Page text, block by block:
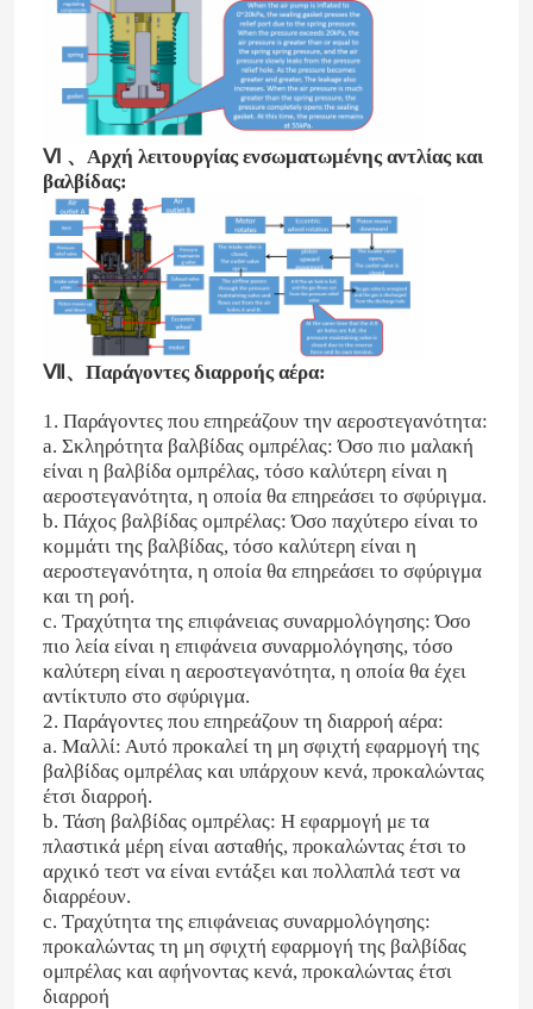
Ⅵ 、Αρχή λειτουργίας ενσωματωμένης αντλίας και
βαλβίδας:
Ⅶ、Παράγοντες διαρροής αέρα:
1. Παράγοντες που επηρεάζουν την αεροστεγανότητα:
a. Σκληρότητα βαλβίδας ομπρέλας: Όσο πιο μαλακή
είναι η βαλβίδα ομπρέλας, τόσο καλύτερη είναι η
αεροστεγανότητα, η οποία θα επηρεάσει το σφύριγμα.
b. Πάχος βαλβίδας ομπρέλας: Όσο παχύτερο είναι το
κομμάτι της βαλβίδας, τόσο καλύτερη είναι η
αεροστεγανότητα, η οποία θα επηρεάσει το σφύριγμα
και τη ροή.
c. Τραχύτητα της επιφάνειας συναρμολόγησης: Όσο
πιο λεία είναι η επιφάνεια συναρμολόγησης, τόσο
καλύτερη είναι η αεροστεγανότητα, η οποία θα έχει
αντίκτυπο στο σφύριγμα.
2. Παράγοντες που επηρεάζουν τη διαρροή αέρα:
a. Μαλλί: Αυτό προκαλεί τη μη σφιχτή εφαρμογή της
βαλβίδας ομπρέλας και υπάρχουν κενά, προκαλώντας
έτσι διαρροή.
b. Τάση βαλβίδας ομπρέλας: Η εφαρμογή με τα
πλαστικά μέρη είναι ασταθής, προκαλώντας έτσι το
αρχικό τεστ να είναι εντάξει και πολλαπλά τεστ να
διαρρέουν.
c. Τραχύτητα της επιφάνειας συναρμολόγησης:
προκαλώντας τη μη σφιχτή εφαρμογή της βαλβίδας
ομπρέλας και αφήνοντας κενά, προκαλώντας έτσι
διαρροή